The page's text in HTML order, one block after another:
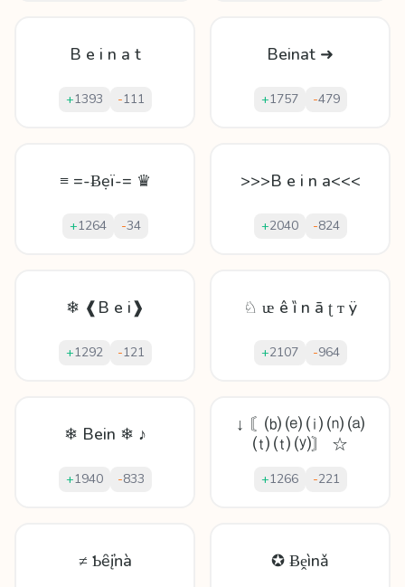
B e i n a t
+1393 -111
Beinat ➜
+1757 -479
≡ =-Ƀẹï-= ♛
+1264 -34
>>>B e i n a<<<
+2040 -824
❄ ❰B e i❱
+1292 -121
♘ ᵫ ê ȉ n ā ʈ ᴛ ÿ
+2107 -964
❄ Bein ❄ ♪
+1940 -833
↓ 〘⒝ ⒠ ⒤ ⒩ ⒜
⒯ ⒯ ⒴〙 ☆
+1266 -221
≠ Ƅȇįŉà ✪ Ƀḙìnǎ